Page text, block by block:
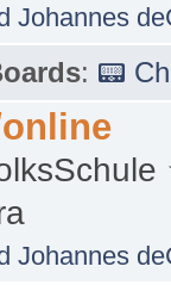
Johannes
:📟